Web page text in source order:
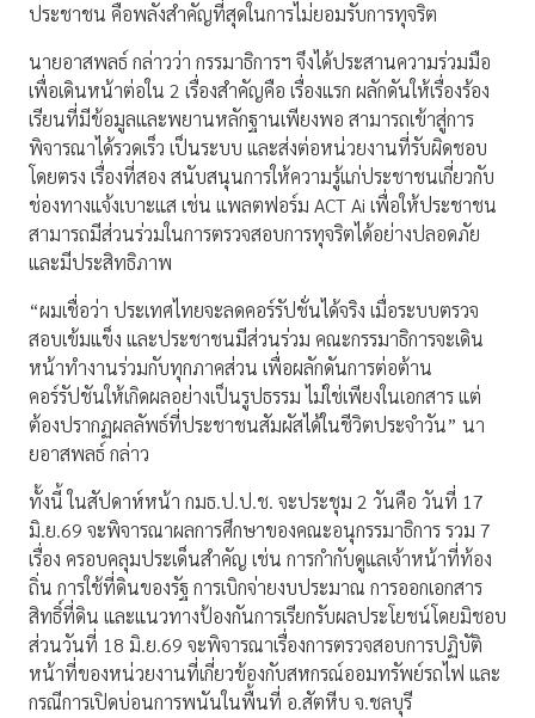
ประชาชน คือพลังสำคัญที่สุดในการไม่ยอมรับการทุจริต
นายอาสพลธ์ กล่าวว่า กรรมาธิการฯ จึงได้ประสานความร่วมมือ
เพื่อเดินหน้าต่อใน 2 เรื่องสำคัญคือ เรื่องแรก ผลักดันให้เรื่องร้อง
เรียนที่มีข้อมูลและพยานหลักฐานเพียงพอ สามารถเข้าสู่การ
พิจารณาได้รวดเร็ว เป็นระบบ และส่งต่อหน่วยงานที่รับผิดชอบ
โดยตรง เรื่องที่สอง สนับสนุนการให้ความรู้แก่ประชาชนเกี่ยวกับ
ช่องทางแจ้งเบาะแส เช่น แพลตฟอร์ม ACT Ai เพื่อให้ประชาชน
สามารถมีส่วนร่วมในการตรวจสอบการทุจริตได้อย่างปลอดภัย
และมีประสิทธิภาพ
“ผมเชื่อว่า ประเทศไทยจะลดคอร์รัปชั่นได้จริง เมื่อระบบตรวจ
สอบเข้มแข็ง และประชาชนมีส่วนร่วม คณะกรรมาธิการจะเดิน
หน้าทำงานร่วมกับทุกภาคส่วน เพื่อผลักดันการต่อต้าน
คอร์รัปชันให้เกิดผลอย่างเป็นรูปธรรม ไม่ใช่เพียงในเอกสาร แต่
ต้องปรากฏผลลัพธ์ที่ประชาชนสัมผัสได้ในชีวิตประจำวัน” นา
ยอาสพลธ์ กล่าว
ทั้งนี้ ในสัปดาห์หน้า กมธ.ป.ป.ช. จะประชุม 2 วันคือ วันที่ 17
มิ.ย.69 จะพิจารณาผลการศึกษาของคณะอนุกรรมาธิการ รวม 7
เรื่อง ครอบคลุมประเด็นสำคัญ เช่น การกำกับดูแลเจ้าหน้าที่ท้อง
ถิ่น การใช้ที่ดินของรัฐ การเบิกจ่ายงบประมาณ การออกเอกสาร
สิทธิ์ที่ดิน และแนวทางป้องกันการเรียกรับผลประโยชน์โดยมิชอบ
ส่วนวันที่ 18 มิ.ย.69 จะพิจารณาเรื่องการตรวจสอบการปฏิบัติ
หน้าที่ของหน่วยงานที่เกี่ยวข้องกับสหกรณ์ออมทรัพย์รถไฟ และ
กรณีการเปิดบ่อนการพนันในพื้นที่ อ.สัตหีบ จ.ชลบุรี